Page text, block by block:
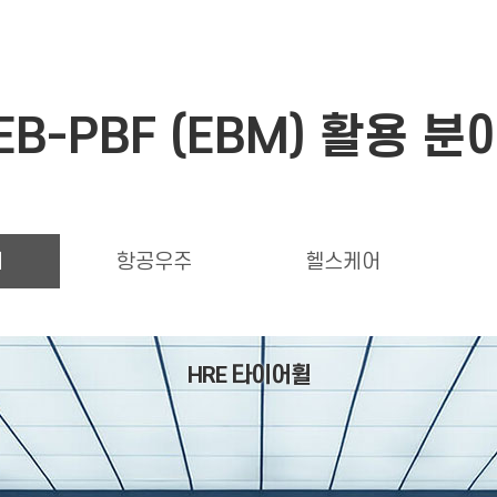
PBF (EBM) 활용 분
항공우주 헬스케어
HRE 타이어휠